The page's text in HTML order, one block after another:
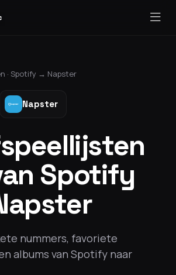
· Spotify → Napster
Napster
Spotify
nummers, favoriete
albums van Spotify naar